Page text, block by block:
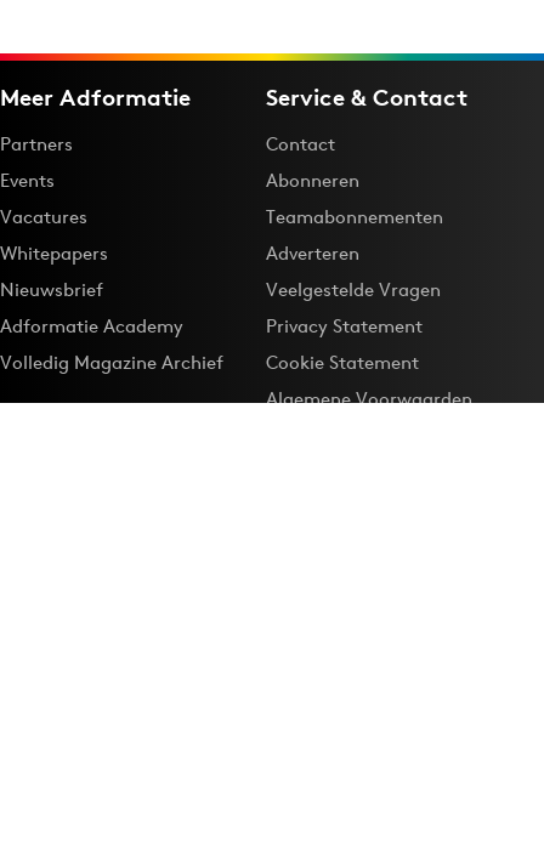
Meer Adformatie
Partners
Events
Vacatures
Whitepapers
Nieuwsbrief
Adformatie Academy
Volledig Magazine Archief
Service & Contact
Contact
Abonneren
Teamabonnementen
Adverteren
Veelgestelde Vragen
Privacy Statement
Cookie Statement
Algemene Voorwaarden